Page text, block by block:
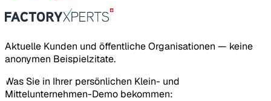
Aktuelle Kunden und öffentliche Organisationen — keine
anonymen Beispielzitate.
Was Sie in Ihrer persönlichen Klein- und
Mittelunternehmen-Demo bekommen: